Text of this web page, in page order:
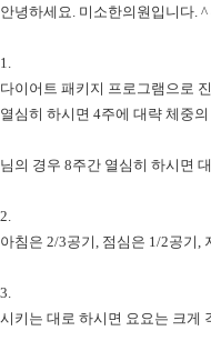
안녕하세요. 미소한의원입니다. ^
1.
다이어트 패키지 프로그램으로
열심히 하시면 4주에 대략 체중
님의 경우 8주간 열심히 하시면
2.
아침은 2/3공기, 점심은 1/2공기,
3.
시키는 대로 하시면 요요는 크게